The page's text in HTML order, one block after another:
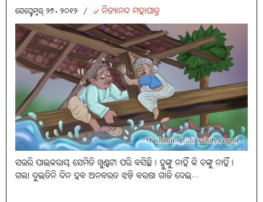
ସେପ୍ଟେମ୍ବର୍ ୨୭, ୨୦୧୨ / ୰ ନିତ୍ୟାନନ୍ଦ ମହାପାତ୍ର
ସଉରି ପାଇକରାୟ ସେମିତି ଖୁଣ୍ଟଟା ପରି ବସିଛି। ହୁଙ୍କୁ ନାହିଁ କି ଚଙ୍କୁ ନାହିଁ।
ଗଲା ଦୁଇତିନି ଦିନ ହବ ଅନବରତ ଝଡ଼ି ବରଷା ଗାଜି ଦେଇ...